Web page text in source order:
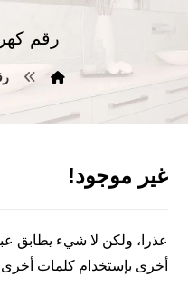
رقم
غير موجود!
عذرا، ولكن لا شيء يطابق
أخرى بإستخدام كلمات